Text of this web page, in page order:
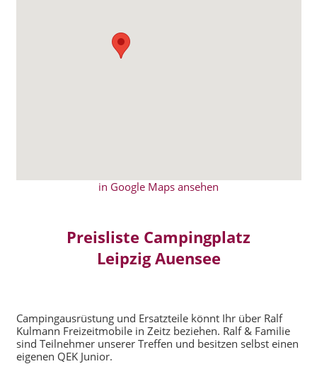
in Google Maps ansehen
Preisliste Campingplatz
Leipzig Auensee
Campingausrüstung und Ersatzteile könnt Ihr über Ralf
Kulmann Freizeitmobile in Zeitz beziehen. Ralf & Familie
sind Teilnehmer unserer Treffen und besitzen selbst einen
eigenen QEK Junior.